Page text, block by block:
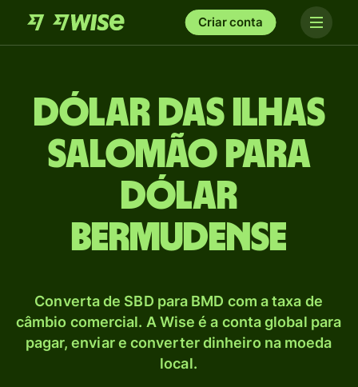
Criar conta
Dólar das Ilhas
Salomão para
Dólar
bermudense
Converta de SBD para BMD com a taxa de
câmbio comercial. A Wise é a conta global para
pagar, enviar e converter dinheiro na moeda
local.